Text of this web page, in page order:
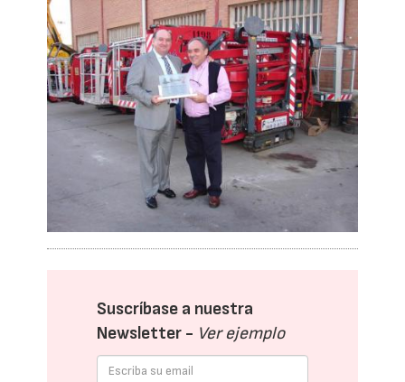
Suscríbase a nuestra
Newsletter - Ver ejemplo